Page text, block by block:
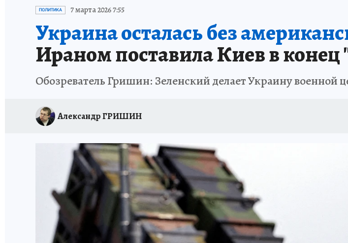
ИСПЫТАНО НА СЕБЕ
ПОЛИТИКА 7 марта 2026 7:55
Украина осталась без
Ираном поставила Киев в
Обозреватель Гришин: Зеленский делает Украину военной
Александр ГРИШИН